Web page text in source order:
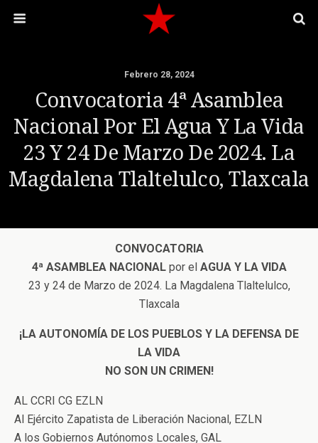
Febrero 28, 2024
Convocatoria 4ª Asamblea
Nacional Por El Agua Y La Vida
23 Y 24 De Marzo De 2024. La
Magdalena Tlaltelulco, Tlaxcala
CONVOCATORIA
4ª ASAMBLEA NACIONAL por el AGUA Y LA VIDA
23 y 24 de Marzo de 2024. La Magdalena Tlaltelulco,
Tlaxcala
¡LA AUTONOMÍA DE LOS PUEBLOS Y LA DEFENSA DE
LA VIDA
NO SON UN CRIMEN!
AL CCRI CG EZLN
Al Ejército Zapatista de Liberación Nacional, EZLN
A los Gobiernos Autónomos Locales, GAL